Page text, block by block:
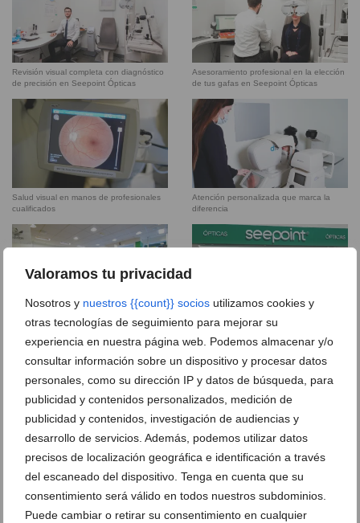
Valoramos tu privacidad
Nosotros y nuestros {{count}} socios utilizamos cookies y
otras tecnologías de seguimiento para mejorar su
experiencia en nuestra página web. Podemos almacenar y/o
consultar información sobre un dispositivo y procesar datos
personales, como su dirección IP y datos de búsqueda, para
publicidad y contenidos personalizados, medición de
publicidad y contenidos, investigación de audiencias y
desarrollo de servicios. Además, podemos utilizar datos
precisos de localización geográfica e identificación a través
del escaneado del dispositivo. Tenga en cuenta que su
consentimiento será válido en todos nuestros subdominios.
Puede cambiar o retirar su consentimiento en cualquier
Revisión visual completa con diagnóstico
de precisión en Seepoint Ópticas
Asesoramiento profesional en la elección
de tus gafas en Seepoint Ópticas
Salud visual en manos de profesionales
cualificados
Atención personalizada que marca la
diferencia
Gafas de diseño para todos los estilos y
Seepoint Ópticas en Jávea
DEJA UN COMENTARIO